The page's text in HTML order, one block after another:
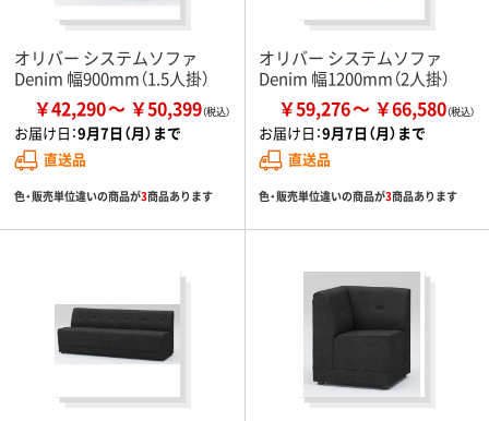
オリバー システムソファ
Denim 幅900mm（1.5人掛）
￥42,290 ￥50,399
お届け日：9月7日（月）まで
直送品
色・販売単位違いの商品が3商品あります
オリバー システムソファ
Denim 幅1200mm（2人掛）
￥59,276 ￥66,580
お届け日：9月7日（月）まで
直送品
色・販売単位違いの商品が3商品あります